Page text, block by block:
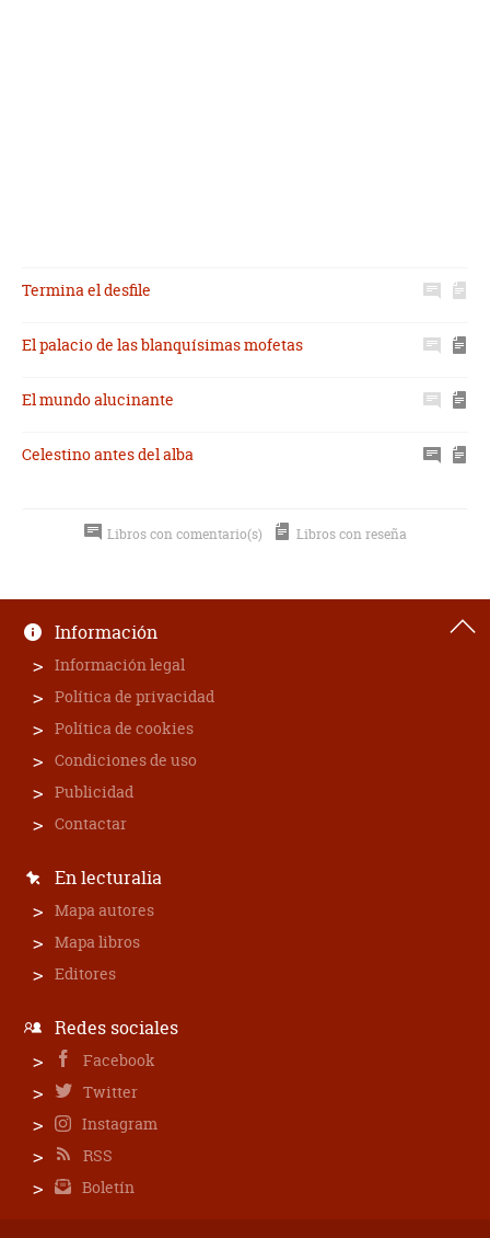
Termina el desfile
El palacio de las blanquísimas mofetas
El mundo alucinante
Celestino antes del alba
Libros con comentario(s) Libros con reseña
Información
Información legal
Política de privacidad
Política de cookies
Condiciones de uso
Publicidad
Contactar
En lecturalia
Mapa autores
Mapa libros
Editores
Redes sociales
Facebook
Twitter
Instagram
RSS
Boletín